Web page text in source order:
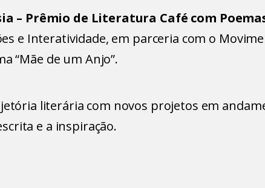
– Prêmio de Literatura Café com
e Interatividade, em parceria com o
“Mãe de um Anjo”.
literária com novos projetos em
e a inspiração.